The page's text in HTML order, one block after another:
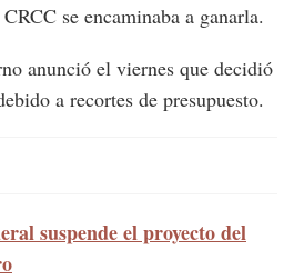
se encaminaba a ganarla.
anunció el viernes que decidió
a recortes de presupuesto.
suspende el proyecto del